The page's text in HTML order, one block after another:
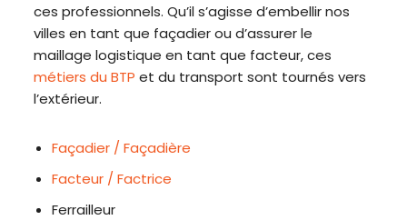
ces professionnels. Qu’il s’agisse d’embellir nos
villes en tant que façadier ou d’assurer le
maillage logistique en tant que facteur, ces
métiers du BTP et du transport sont tournés vers
l’extérieur.
Façadier / Façadière
Facteur / Factrice
Ferrailleur